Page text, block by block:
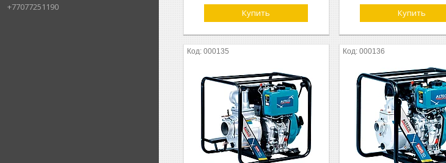
+77077251190
Купить Купить
000135 000136